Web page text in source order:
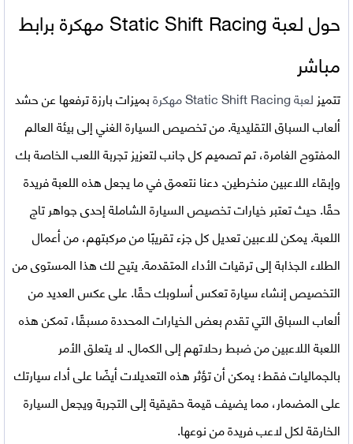
حول لعبة
Static Shift Racing مهكرة برابط
مباشر
تتميزلعبة Static Shift Racing مهكرة
بميزات بارزة ترفعها عن حشد
ألعاب السباق التقليدية. من تخصيص السيارة الغني إلى بيئة العالم
المفتوح الغامرة، تم تصميم كل جانب لتعزيز تجربة اللعب الخاصة بك
وإبقاء اللاعبين منخرطين. دعنا نتعمق في ما يجعل هذه اللعبة فريدة
حقًا. حيث تعتبر خيارات تخصيص السيارة الشاملة إحدى جواهر تاج
اللعبة. يمكن للاعبين تعديل كل جزء تقريبًا من مركبتهم، من أعمال
الطلاء الجذابة إلى ترقيات الأداء المتقدمة. يتيح لك هذا المستوى من
التخصيص إنشاء سيارة تعكس أسلوبك حقًا. على عكس العديد من
ألعاب السباق التي تقدم بعض الخيارات المحددة مسبقًا، تمكن هذه
اللعبة اللاعبين من ضبط رحلاتهم إلى الكمال. لا يتعلق الأمر
بالجماليات فقط؛ يمكن أن تؤثر هذه التعديلات أيضًا على أداء سيارتك
على المضمار، مما يضيف قيمة حقيقية إلى التجربة ويجعل السيارة
الخارقة لكل لاعب فريدة من نوعها.